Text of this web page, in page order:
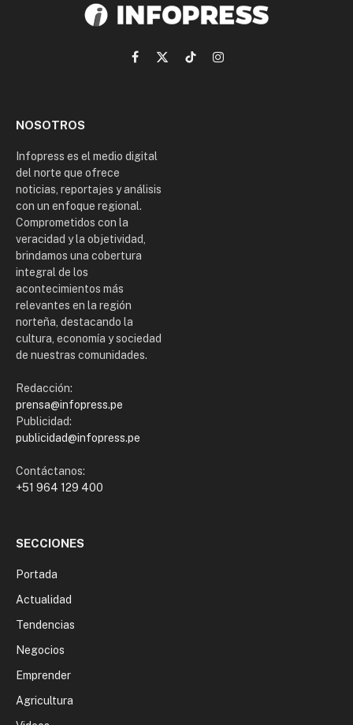
Facebook
X
TikTokInstagram
NOSOTROS
Infopress es el medio digital
del norte que ofrece
noticias, reportajes y análisis
con un enfoque regional.
Comprometidos con la
veracidad y la objetividad,
brindamos una cobertura
integral de los
acontecimientos más
relevantes en la región
norteña, destacando la
cultura, economía y sociedad
de nuestras comunidades.
Redacción:
prensa@infopress.pe
Publicidad:
publicidad@infopress.pe
Contáctanos:
+51 964 129 400
SECCIONES
Portada
Actualidad
Tendencias
Negocios
Emprender
Agricultura